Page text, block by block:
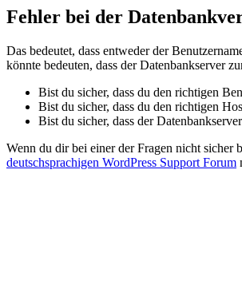
Fehler bei der
Das bedeutet, dass entweder der
könnte bedeuten, dass der Datenbankserver
Bist du sicher, dass du den richtigen
Bist du sicher, dass du den richtigen
Bist du sicher, dass der
Wenn du dir bei einer der Fragen nicht
deutschsprachigen WordPress Support Forum